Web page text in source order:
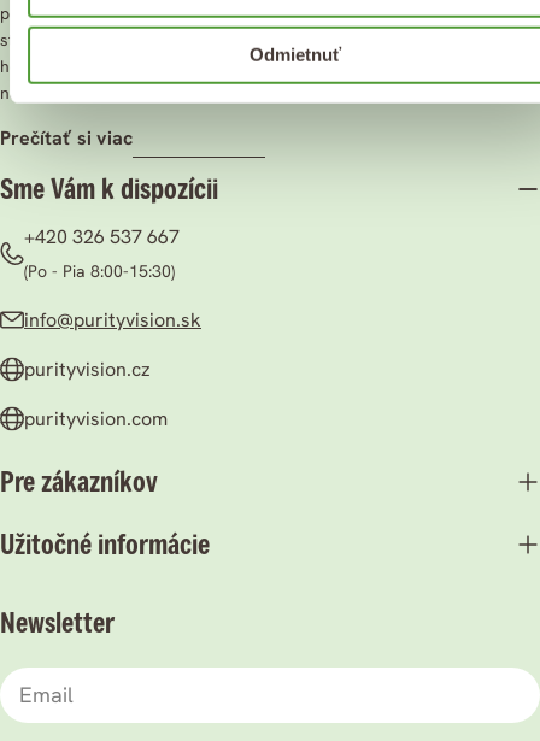
Odmietnuť
prírodnú kozmetiku. Naše produkty sú vytvorené s láskou a
starostlivosťou, aby boli šetrné k vašej pokožke aj k prírode. Veríme v
hodnoty ako kvalita, udržateľnosť a účinnosť. Objavte čistotu prírody
na vlastnej koži.
prečítať si viac
Sme Vám k dispozícii
+420 326 537 667
(Po - Pia 8:00-15:30)
info@purityvision.sk
purityvision.cz
purityvision.com
Pre zákazníkov
Užitočné informácie
Newsletter
Email